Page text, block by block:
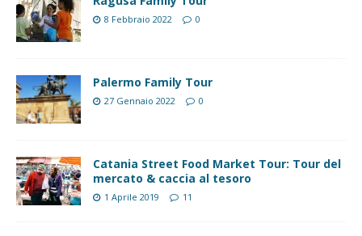
8 Febbraio 2022 0
Palermo Family Tour
27 Gennaio 2022 0
Catania Street Food Market Tour: Tour del
mercato & caccia al tesoro
1 Aprile 2019 11